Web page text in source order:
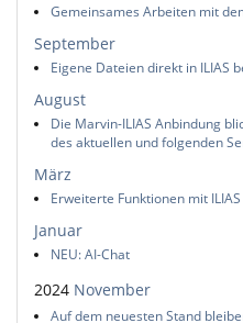
Gemeinsames Arbeiten mit
September
Eigene Dateien direkt in ILIAS
August
Die Marvin-ILIAS Anbindung
des aktuellen und folgenden
März
Erweiterte Funktionen mit
Januar
NEU: AI-Chat
2024 November
Auf dem neuesten Stand